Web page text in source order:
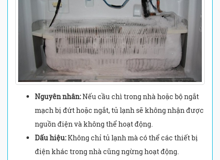
Nguyên nhân:Nếu cầu chì trong nhà hoặc bộ ngắt
mạch bị đứt hoặc ngắt, tủ lạnh sẽ không nhận được
nguồn điện và không thể hoạt động.
Dấu hiệu:Không chỉ tủ lạnh mà có thể các thiết bị
điện khác trong nhà cũng ngừng hoạt động.